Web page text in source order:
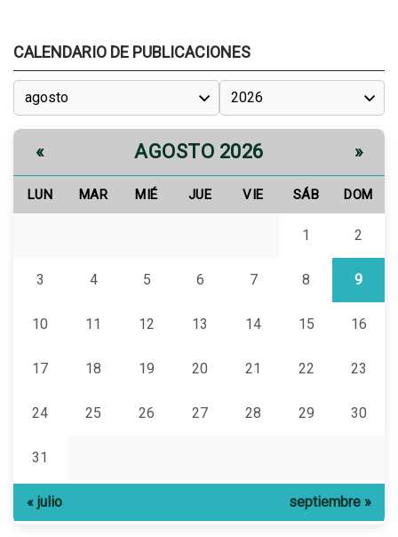
CALENDARIO DE PUBLICACIONES
« AGOSTO 2026 »
LUN MAR MIÉ JUE VIE SÁB DOM
1 2
3 4 5 6 7 8 9
10 11 12 13 14 15 16
17 18 19 20 21 22 23
24 25 26 27 28 29 30
31
« julio septiembre »